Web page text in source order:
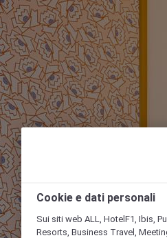
Cookie e dati personali
Sui siti web ALL, HotelF1, Ibis,
Resorts, Business Travel,